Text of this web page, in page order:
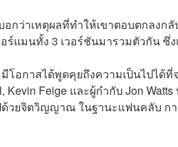
อกว่าเหตุผลที่ทำให้เขาตอบตกลงก
อร์แมนทั้ง 3 เวอร์ชันมารวมตัวกัน
โอกาสได้พูดคุยถึงความเป็นไปได้
Kevin Feige และผู้กำกับ Jon
วยจิตวิญญาณ ในฐานะแฟนคลับ กา